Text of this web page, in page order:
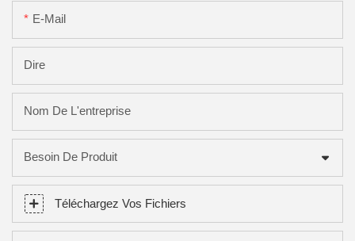
E-Mail
Dire
Nom De L'entreprise
Besoin De Produit
Téléchargez Vos Fichiers